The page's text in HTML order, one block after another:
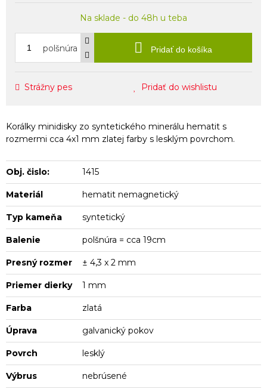
Na sklade - do 48h u teba
polšnúra Pridať do košíka
Strážny pes Pridať do wishlistu
Korálky minidisky zo syntetického minerálu hematit s
rozmermi cca 4x1 mm zlatej farby s lesklým povrchom.
Obj. čislo: 1415
Materiál hematit nemagnetický
Typ kameňa syntetický
Balenie polšnúra = cca 19cm
Presný rozmer ± 4,3 x 2 mm
Priemer dierky 1 mm
Farba zlatá
Úprava galvanický pokov
Povrch lesklý
Výbrus nebrúsené